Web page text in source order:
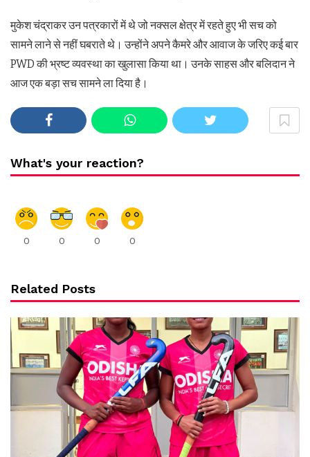
मुकेश चंद्राकर उन पत्रकारों में थे जो नक्सल क्षेत्र में रहते हुए भी सच को
सामने लाने से नहीं घबराते थे। उन्होंने अपने कैमरे और आवाज के जरिए कई बार
PWD की भ्रष्ट व्यवस्था का खुलासा किया था। उनके साहस और बलिदान ने
आज एक बड़ा सच सामने ला दिया है।
What's your reaction?
0 0 0 0
Related Posts